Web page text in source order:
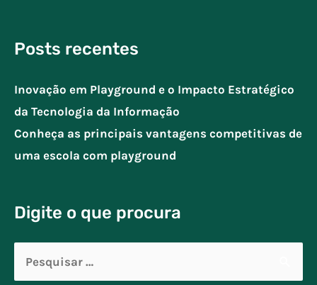
Posts recentes
Inovação em Playground e o Impacto Estratégico
da Tecnologia da Informação
Conheça as principais vantagens competitivas de
uma escola com playground
Digite o que procura